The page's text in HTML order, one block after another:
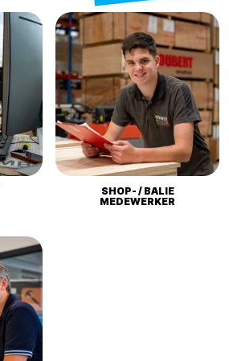
SHOP- / BALIE
MEDEWERKER